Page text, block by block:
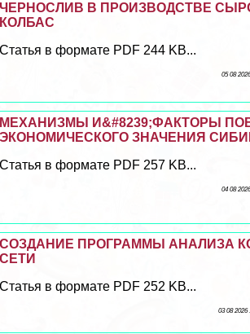
ЧЕРНОСЛИВ В ПРОИЗВОДСТВЕ
КОЛБАС
Статья в формате PDF 244 KB...
05 08
МЕХАНИЗМЫ И&#8239;ФАКТОРЫ
ЭКОНОМИЧЕСКОГО ЗНАЧЕНИЯ
Статья в формате PDF 257 KB...
04 08
СОЗДАНИЕ ПРОГРАММЫ АНАЛИЗА
СЕТИ
Статья в формате PDF 252 KB...
03 08 2026